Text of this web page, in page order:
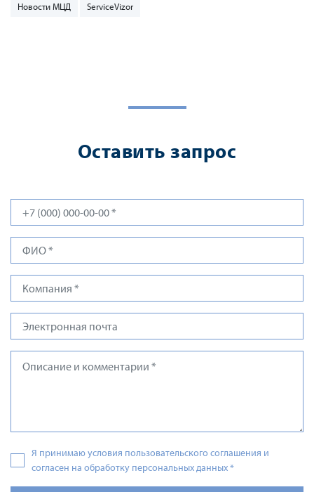
Новости МЦД ServiceVizor
Оставить запрос
Я принимаю условия пользовательского соглашения и
согласен на обработку персональных данных*